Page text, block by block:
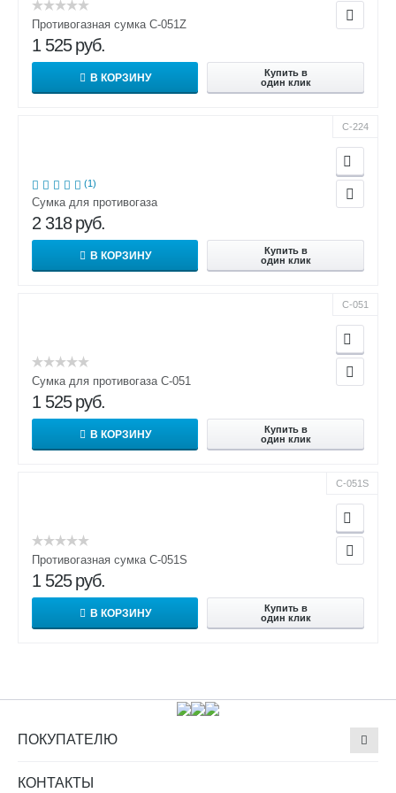
Противогазная сумка С-051Z
1 525 руб.
В КОРЗИНУ
Купить в
один клик
С-224
(1)
Сумка для противогаза
2 318 руб.
В КОРЗИНУ
Купить в
один клик
С-051
Сумка для противогаза С-051
1 525 руб.
В КОРЗИНУ
Купить в
один клик
С-051S
Противогазная сумка С-051S
1 525 руб.
В КОРЗИНУ
Купить в
один клик
ПОКУПАТЕЛЮ
КОНТАКТЫ